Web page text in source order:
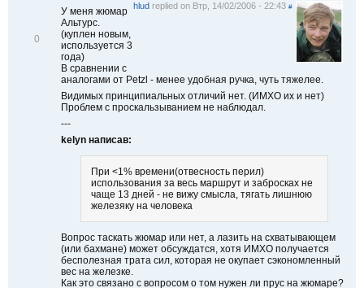
hlud replied on Втр, 14/02/2006 - 22:43 #
0
У меня жюмар
Альтурс.
(куплен новым,
используется 3
года)
В сравнении с
аналогами от Petzl - менее удобная ручка, чуть тяжелее.
Видимых принципиальных отличий нет. (ИМХО их и нет)
Проблем с проскальзыванием не наблюдал.
---
kelyn написав:
При <1% времени(отвесность перил)
использования за весь маршрут и забросках не
чаще 13 дней - не вижу смысла, тягать лишнюю
железяку на человека
Вопрос таскать жюмар или нет, а лазить на схватывающем
(или бахмане) может обсуждатся, хотя ИМХО получается
бесполезная трата сил, которая не окупает сэкономленный
вес на железке.
Как это связано с вопросом о том нужен ли прус на жюмаре?